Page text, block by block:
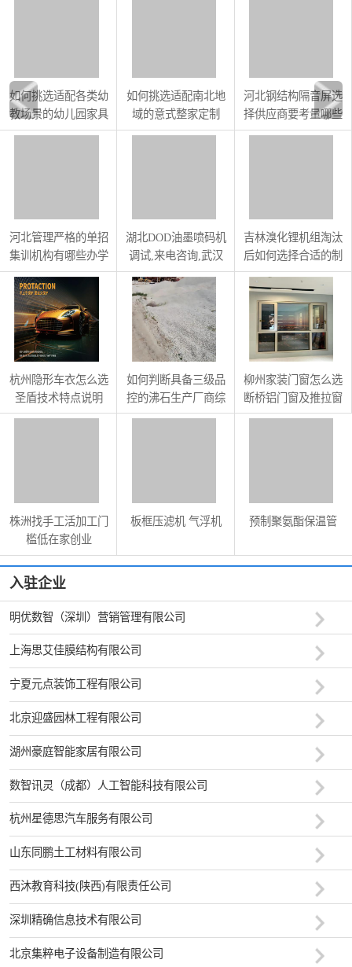
如何挑选适配各类幼
教场景的幼儿园家具
如何挑选适配南北地
域的意式整家定制
河北钢结构隔音屏选
择供应商要考量哪些
维度
河北管理严格的单招
集训机构有哪些办学
特点
湖北DOD油墨喷码机
调试,来电咨询,武汉
博诺昇科技供应
吉林溴化锂机组淘汰
后如何选择合适的制
冷设备回收渠道
杭州隐形车衣怎么选
圣盾技术特点说明
如何判断具备三级品
控的沸石生产厂商综
合能力
柳州家装门窗怎么选
断桥铝门窗及推拉窗
选购参考
株洲找手工活加工门
槛低在家创业
板框压滤机 气浮机 预制聚氨酯保温管
入驻企业
明优数智（深圳）营销管理有限公司
上海思艾佳膜结构有限公司
宁夏元点装饰工程有限公司
北京迎盛园林工程有限公司
湖州豪庭智能家居有限公司
数智讯灵（成都）人工智能科技有限公司
杭州星德思汽车服务有限公司
山东同鹏土工材料有限公司
西沐教育科技(陕西)有限责任公司
深圳精确信息技术有限公司
北京集粹电子设备制造有限公司